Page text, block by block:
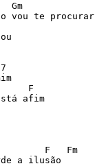
Gm
vou te procurar
F
afim
F   Fm
a ilusão